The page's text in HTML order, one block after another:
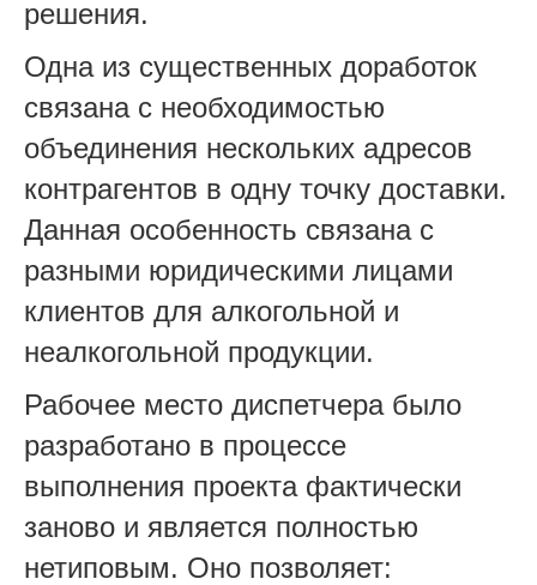
решения.
Одна из существенных доработок
связана с необходимостью
объединения нескольких адресов
контрагентов в одну точку доставки.
Данная особенность связана с
разными юридическими лицами
клиентов для алкогольной и
неалкогольной продукции.
Рабочее место диспетчера было
разработано в процессе
выполнения проекта фактически
заново и является полностью
нетиповым. Оно позволяет: